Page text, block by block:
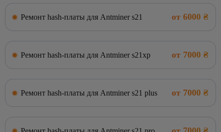
Ремонт hash-платы для Antminer s21 от 6000 ₴
Ремонт hash-платы для Antminer s21xp от 7000 ₴
Ремонт hash-платы для Antminer s21 plus от 7000 ₴